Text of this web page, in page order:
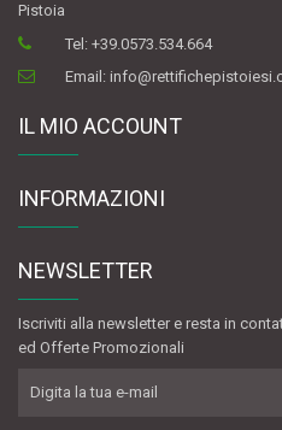
Pistoia
Tel:+39.0573.534.664
Email:
IL MIO ACCOUNT
INFORMAZIONI
NEWSLETTER
Iscriviti alla newsletter e resta in
ed Offerte Promozionali